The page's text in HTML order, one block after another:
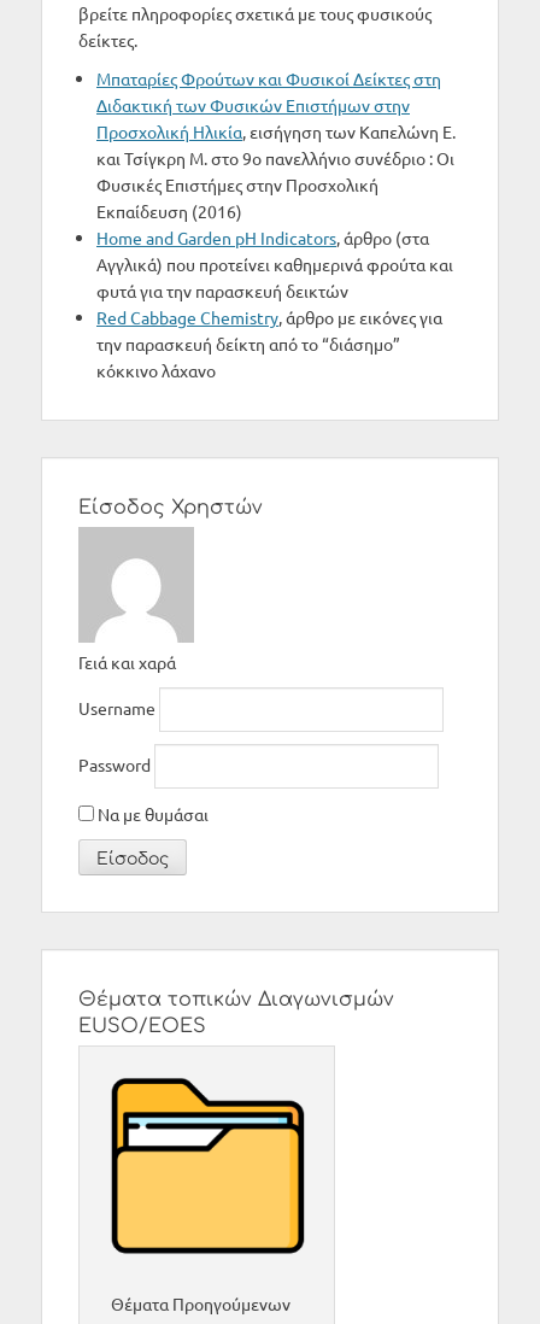
βρείτε πληροφορίες σχετικά με τους φυσικούς
δείκτες.
Μπαταρίες Φρούτων και Φυσικοί Δείκτες στη
Διδακτική των Φυσικών Επιστήμων στην
Προσχολική Ηλικία, εισήγηση των Καπελώνη Ε.
και Τσίγκρη Μ. στο 9ο πανελλήνιο συνέδριο : Οι
Φυσικές Επιστήμες στην Προσχολική
Εκπαίδευση (2016)
Home and Garden pH Indicators, άρθρο (στα
Αγγλικά) που προτείνει καθημερινά φρούτα και
φυτά για την παρασκευή δεικτών
Red Cabbage Chemistry, άρθρο με εικόνες για
την παρασκευή δείκτη από το “διάσημο”
κόκκινο λάχανο
Είσοδος Χρηστών
Γειά και χαρά
Username
Password
Να με θυμάσαι
Θέματα τοπικών Διαγωνισμών
EUSO/EOES
Θέματα Προηγούμενων